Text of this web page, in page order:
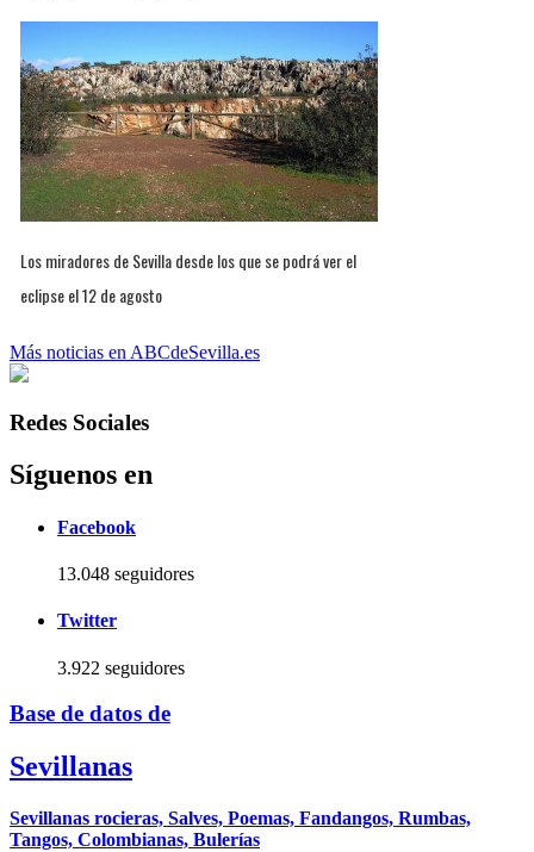
Los miradores de Sevilla desde los que se podrá ver el
eclipse el 12 de agosto
Más noticias en ABCdeSevilla.es
Redes Sociales
Síguenos en
Facebook
13.048 seguidores
Twitter
3.922 seguidores
Base de datos de
Sevillanas
Sevillanas rocieras, Salves, Poemas, Fandangos, Rumbas,
Tangos, Colombianas, Bulerías